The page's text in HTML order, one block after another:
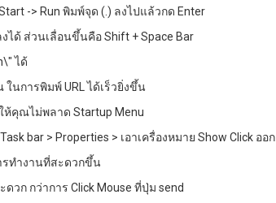
-> Run พิมพ์จุด (.) ลงไปแล้วกด Enter
ได้ ส่วนเลื่อนขึ้นคือ Shift + Space Bar
ได้
นการพิมพ์ URL ได้เร็วยิ่งขึ้น
ให้คุณไม่พลาด Startup Menu
bar > Properties > เอาเครื่องหมาย Show Click ออก
รทำงานที่สะดวกขึ้น
วก กว่าการ Click Mouse ที่ปุ่ม send